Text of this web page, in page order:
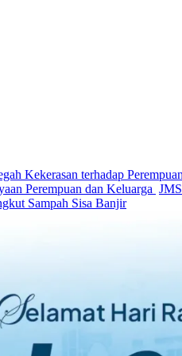
Kekerasan terhadap
Perempuan dan Keluarga
Sampah Sisa Banjir